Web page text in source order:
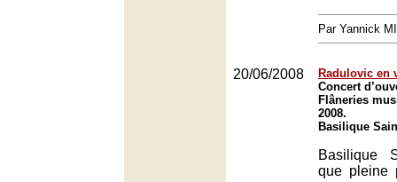
Par Yannick
20/06/2008
Radulovic en
Concert
Flâneries
2008.
Basilique
Basilique
que pleine